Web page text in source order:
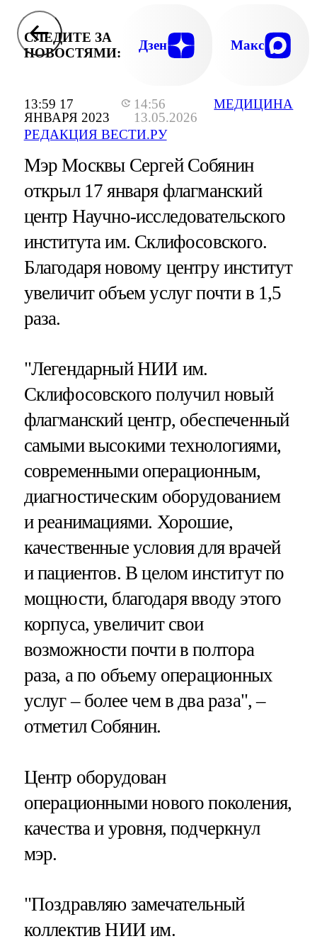
13:59 17
ЯНВАРЯ 2023
14:56
13.05.2026
РЕДАКЦИЯ ВЕСТИ.РУ
МЕДИЦИНА
СЛЕДИТЕ ЗА
НОВОСТЯМИ:
Дзен Макс
Мэр Москвы Сергей Собянин
открыл 17 января флагманский
центр Научно-исследовательского
института им. Склифосовского.
Благодаря новому центру институт
увеличит объем услуг почти в 1,5
раза.
"Легендарный НИИ им.
Склифосовского получил новый
флагманский центр, обеспеченный
самыми высокими технологиями,
современными операционным,
диагностическим оборудованием
и реанимациями. Хорошие,
качественные условия для врачей
и пациентов. В целом институт по
мощности, благодаря вводу этого
корпуса, увеличит свои
возможности почти в полтора
раза, а по объему операционных
услуг – более чем в два раза", –
отметил Собянин.
Центр оборудован
операционными нового поколения,
качества и уровня, подчеркнул
мэр.
"Поздравляю замечательный
коллектив НИИ им.